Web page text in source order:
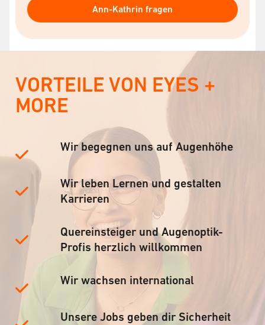
Ann-Kathrin fragen
VORTEILE VON EYES +
MORE
Wir begegnen uns auf Augenhöhe
Wir leben Lernen und gestalten
Karrieren
Quereinsteiger und Augenoptik-
Profis herzlich willkommen
Wir wachsen international
Unsere Jobs geben dir Sicherheit